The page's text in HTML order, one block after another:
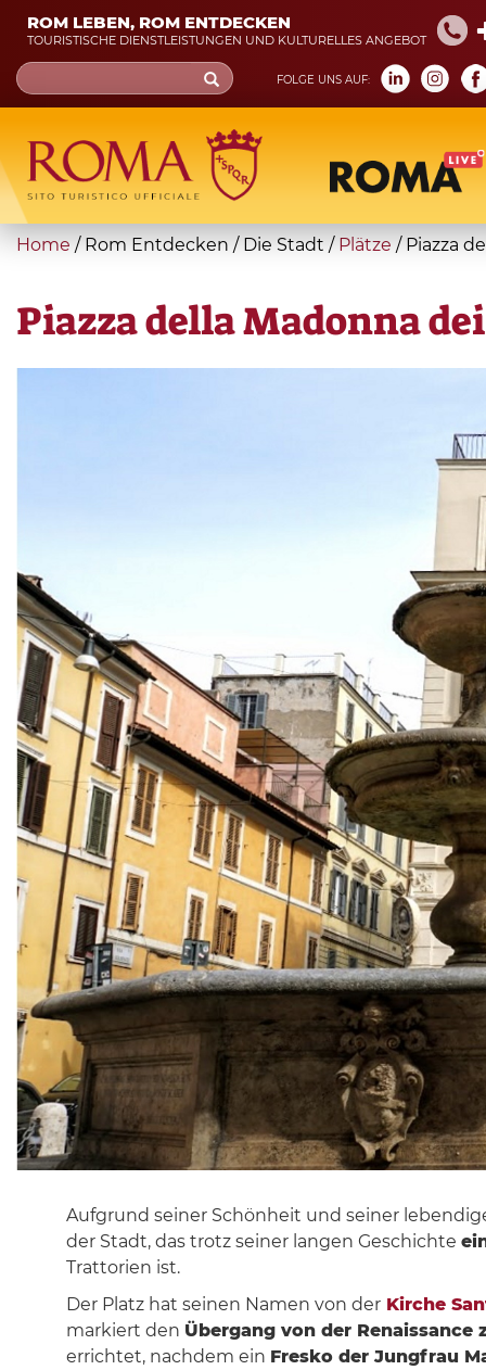
Skip
main
content
ROM LEBEN, ROM ENTDECKEN
TOURISTISCHE DIENSTLEISTUNGEN UND KULTURELLES ANGEBOT
FOLGE UNS AUF:
Search
form
Suche
You
here
Home / Rom Entdecken / Die Stadt / Plätze / Piazza
Piazza della Madonna
Aufgrund seiner Schönheit und seiner
der Stadt, das trotz seiner langen Geschichte
Trattorien ist.
Der Platz hat seinen Namen von derKirche
markiert den Übergang von der Renaissance
errichtet, nachdem ein Fresko der Jungfrau